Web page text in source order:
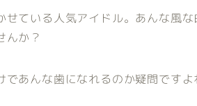
せている人気アイドル。あんな風
んか？
あんな歯になれるのか疑問ですよ